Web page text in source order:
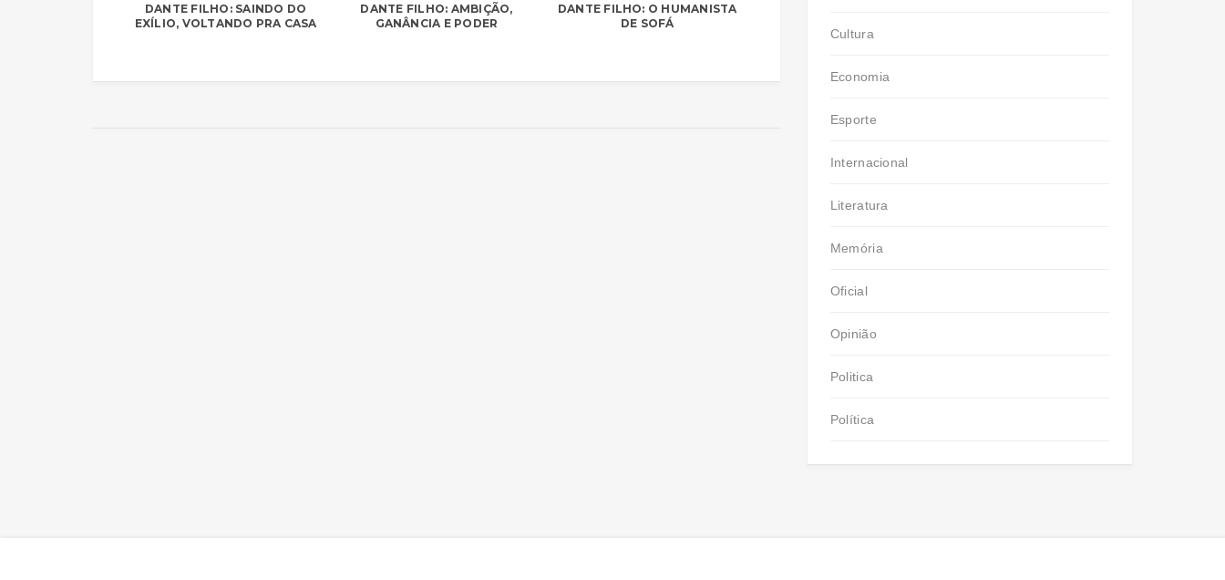
DANTE FILHO: SAINDO DO
EXÍLIO, VOLTANDO PRA CASA
DANTE FILHO: AMBIÇÃO,
GANÂNCIA E PODER
DANTE FILHO: O HUMANISTA
DE SOFÁ
Cultura
Economia
Esporte
Internacional
Literatura
Memória
Oficial
Opinião
Politica
Política